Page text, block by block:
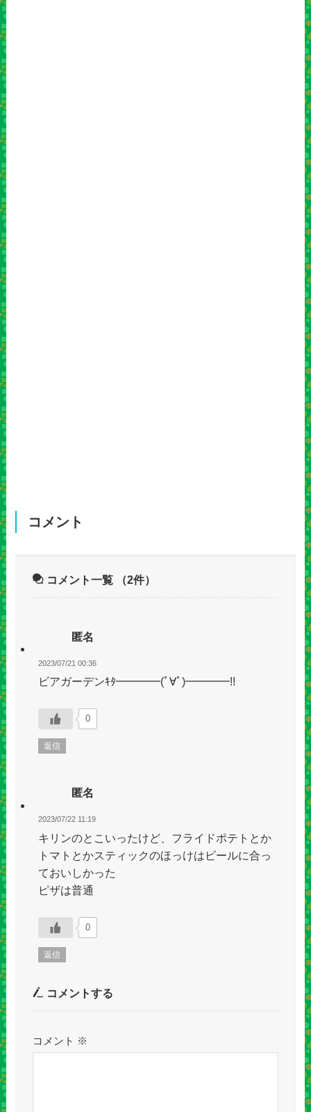
コメント
コメント一覧 （2件）
匿名
2023/07/21 00:36
ビアガーデンｷﾀ━━━━(ﾟ∀ﾟ)━━━━!!
0
返信
匿名
2023/07/22 11:19
キリンのとこいったけど、フライドポテトとか
トマトとかスティックのほっけはビールに合っ
ておいしかった
ピザは普通
0
返信
コメントする
コメント ※